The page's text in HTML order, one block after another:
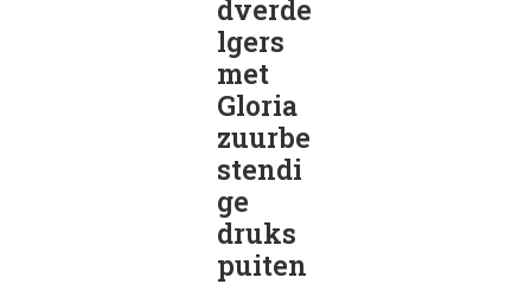
dverde
lgers
met
Gloria
zuurbe
stendi
ge
druks
puiten